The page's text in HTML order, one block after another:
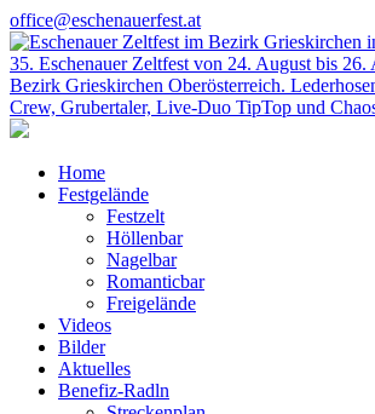
office@eschenauerfest.at
Home
Festgelände
Festzelt
Höllenbar
Nagelbar
Romanticbar
Freigelände
Videos
Bilder
Aktuelles
Benefiz-Radln